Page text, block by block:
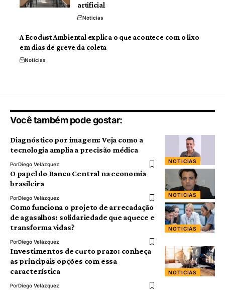
artificial
Noticias
A Ecodust Ambiental explica o que acontece com o lixo
em dias de greve da coleta
Noticias
Você também pode gostar:
NOTICIAS
Diagnóstico por imagem: Veja como a
tecnologia amplia a precisão médica
PorDiego Velázquez
NOTICIAS
O papel do Banco Central na economia
brasileira
PorDiego Velázquez
NOTICIAS
Como funciona o projeto de arrecadação
de agasalhos: solidariedade que aquece e
transforma vidas?
PorDiego Velázquez
NOTICIAS
Investimentos de curto prazo: conheça
as principais opções com essa
característica
PorDiego Velázquez